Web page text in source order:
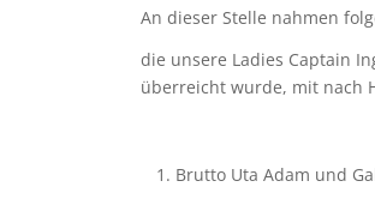
An dieser Stelle nahmen
die unsere Ladies Captain
überreicht wurde, mit nach
Brutto Uta Adam und